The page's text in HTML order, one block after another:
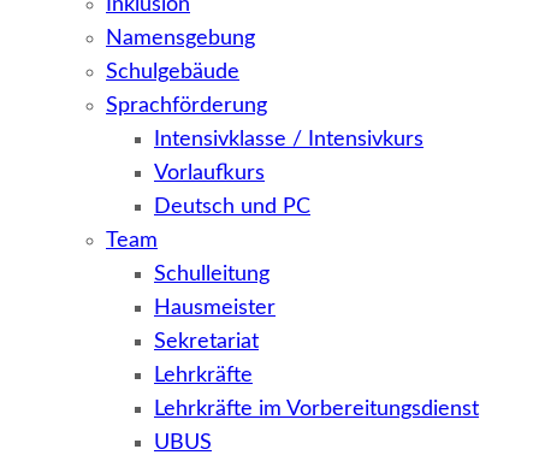
Inklusion
Namensgebung
Schulgebäude
Sprachförderung
Intensivklasse / Intensivkurs
Vorlaufkurs
Deutsch und PC
Team
Schulleitung
Hausmeister
Sekretariat
Lehrkräfte
Lehrkräfte im Vorbereitungsdienst
UBUS